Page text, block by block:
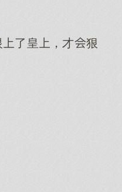
了皇，才狠